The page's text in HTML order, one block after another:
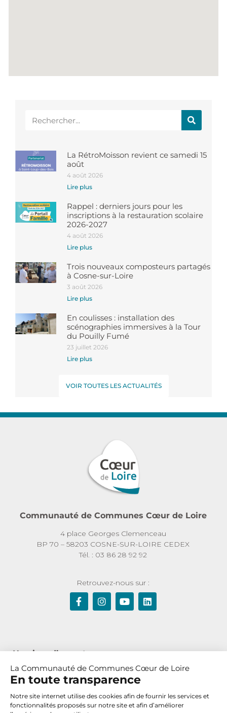
La RétroMoisson revient ce samedi 15
août
4 août 2026
Lire plus
Rappel : derniers jours pour les
inscriptions à la restauration scolaire
2026-2027
4 août 2026
Lire plus
Trois nouveaux composteurs partagés
à Cosne-sur-Loire
3 août 2026
Lire plus
En coulisses : installation des
scénographies immersives à la Tour
du Pouilly Fumé
23 juillet 2026
Lire plus
VOIR TOUTES LES ACTUALITÉS
Communauté de Communes Cœur de Loire
4 place Georges Clemenceau
BP 70 – 58203 COSNE-SUR-LOIRE CEDEX
Tél. : 03 86 28 92 92
Retrouvez-nous sur :
Horaires d’ouverture :
Du lundi au jeudi de 8h30 à 12h et de 13h30 à 17h30
Le vendredi de 8h30 à 12h
La Communauté de Communes Cœur de Loire
En toute transparence
Notre site internet utilise des cookies afin de fournir les services et
fonctionnalités proposés sur notre site et afin d’améliorer